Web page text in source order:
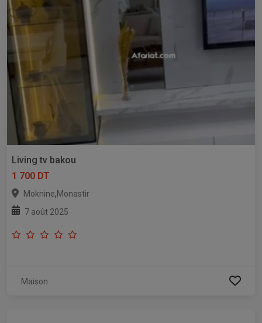
Living tv bakou
1 700 DT
Moknine,Monastir
7 août 2025
Maison